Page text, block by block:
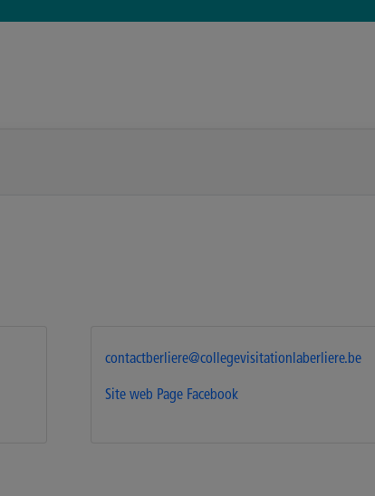
contactberliere@collegevisitationlaberliere.be
Site web Page Facebook